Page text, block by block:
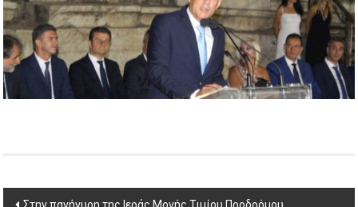
Post